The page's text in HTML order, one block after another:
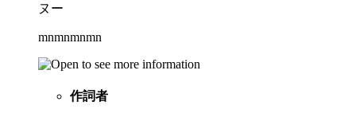
ヌー
mnmnmnmn
作詞者